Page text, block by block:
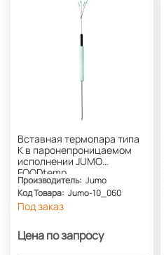
Вставная термопара типа
K в паронепроницаемом
исполнении JUMO
FOODtemp
Производитель: Jumo
Код Товара: Jumo-10_060
Под заказ
Цена по запросу